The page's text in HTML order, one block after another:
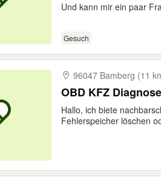
Und kann mir ein paar
Gesuch
96047 Bamberg (11
OBD KFZ
Hallo, ich biete
Fehlerspeicher löschen